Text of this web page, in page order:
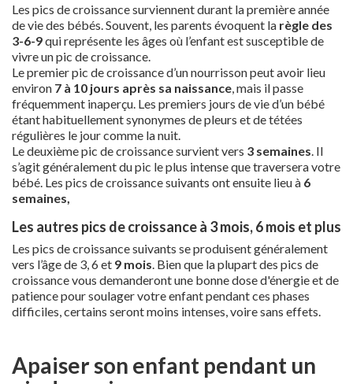
Les pics de croissance surviennent durant la première année
de vie des bébés. Souvent, les parents évoquent la règle des
3-6-9qui représente les âges où l’enfant est susceptible de
vivre un pic de croissance.
Le premier pic de croissance d’un nourrisson peut avoir lieu
environ 7 à 10 jours après sa naissance , mais il passe
fréquemment inaperçu. Les premiers jours de vie d’un bébé
étant habituellement synonymes de pleurs et de tétées
régulières le jour comme la nuit.
Le deuxième pic de croissance survient vers 3 semaines . Il
s’agit généralement du pic le plus intense que traversera votre
bébé. Les pics de croissance suivants ont ensuite lieu à 6
semaines,
Les autres pics de croissance à 3 mois, 6 mois et plus
Les pics de croissance suivants se produisent généralement
vers l’âge de 3, 6 et 9 mois . Bien que la plupart des pics de
croissance vous demanderont une bonne dose d'énergie et de
patience pour soulager votre enfant pendant ces phases
difficiles, certains seront moins intenses, voire sans effets.
Apaiser son enfant pendant un